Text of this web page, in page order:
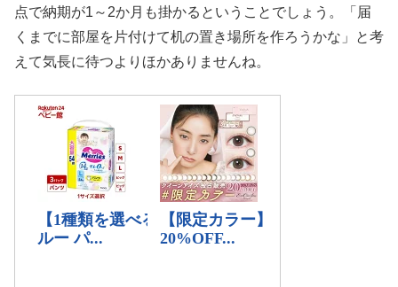
点で納期が1～2か月も掛かるということでしょう。「届
くまでに部屋を片付けて机の置き場所を作ろうかな」と考
えて気長に待つよりほかありませんね。